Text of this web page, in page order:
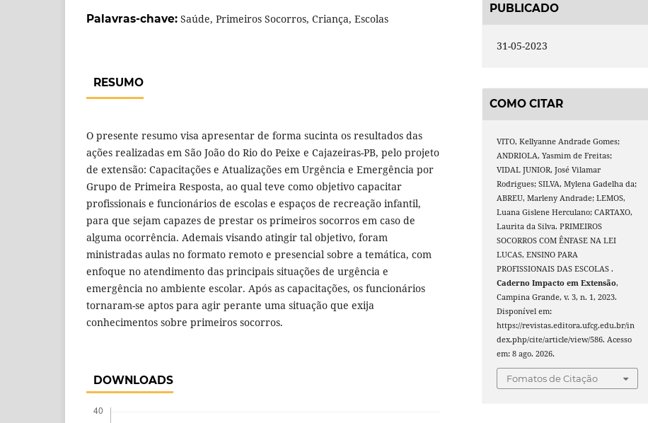
Palavras-chave: Saúde, Primeiros Socorros, Criança, Escolas
RESUMO
O presente resumo visa apresentar de forma sucinta os resultados das
ações realizadas em São João do Rio do Peixe e Cajazeiras-PB, pelo projeto
de extensão: Capacitações e Atualizações em Urgência e Emergência por
Grupo de Primeira Resposta, ao qual teve como objetivo capacitar
profissionais e funcionários de escolas e espaços de recreação infantil,
para que sejam capazes de prestar os primeiros socorros em caso de
alguma ocorrência. Ademais visando atingir tal objetivo, foram
ministradas aulas no formato remoto e presencial sobre a temática, com
enfoque no atendimento das principais situações de urgência e
emergência no ambiente escolar. Após as capacitações, os funcionários
tornaram-se aptos para agir perante uma situação que exija
conhecimentos sobre primeiros socorros.
DOWNLOADS
PUBLICADO
31-05-2023
COMO CITAR
VITO, Kellyanne Andrade Gomes;
ANDRIOLA, Yasmim de Freitas;
VIDAL JUNIOR, José Vilamar
Rodrigues; SILVA, Mylena Gadelha da;
ABREU, Marleny Andrade; LEMOS,
Luana Gislene Herculano; CARTAXO,
Laurita da Silva. PRIMEIROS
SOCORROS COM ÊNFASE NA LEI
LUCAS, ENSINO PARA
PROFISSIONAIS DAS ESCOLAS .
Caderno Impacto em Extensão,
Campina Grande, v. 3, n. 1, 2023.
Disponível em:
https://revistas.editora.ufcg.edu.br/in
dex.php/cite/article/view/586. Acesso
em: 8 ago. 2026.
Fomatos de Citação